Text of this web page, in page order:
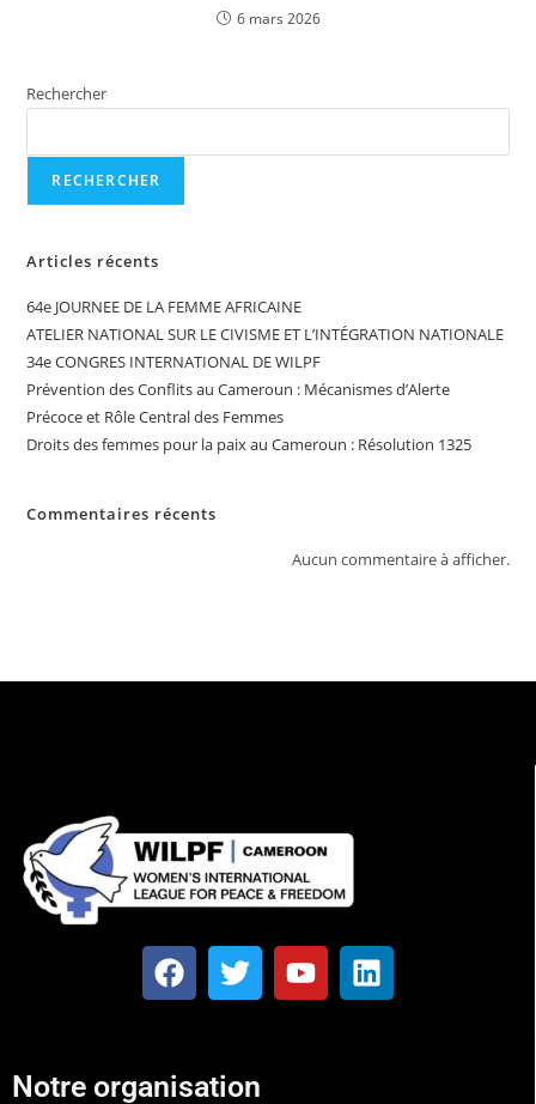
6 mars 2026
Rechercher
RECHERCHER
Articles récents
64e JOURNEE DE LA FEMME AFRICAINE
ATELIER NATIONAL SUR LE CIVISME ET L’INTÉGRATION NATIONALE
34e CONGRES INTERNATIONAL DE WILPF
Prévention des Conflits au Cameroun : Mécanismes d’Alerte
Précoce et Rôle Central des Femmes
Droits des femmes pour la paix au Cameroun : Résolution 1325
Commentaires récents
Aucun commentaire à afficher.
Notre organisation